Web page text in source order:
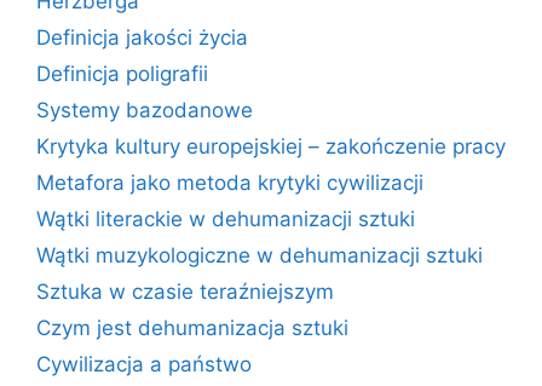
Definicja jakości życia
Definicja poligrafii
Systemy bazodanowe
Krytyka kultury europejskiej – zakończenie pracy
Metafora jako metoda krytyki cywilizacji
Wątki literackie w dehumanizacji sztuki
Wątki muzykologiczne w dehumanizacji sztuki
Sztuka w czasie teraźniejszym
Czym jest dehumanizacja sztuki
Cywilizacja a państwo